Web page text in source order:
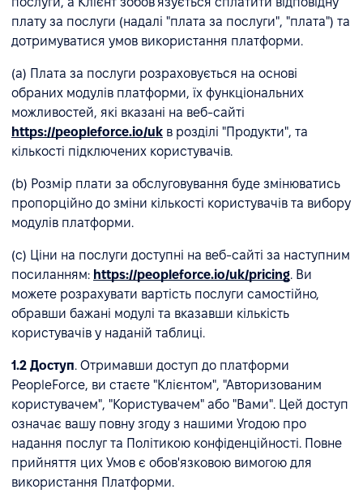
плату за послуги (надалі "плата за послуги", "плата") та
дотримуватися умов використання платформи.
(a) Плата за послуги розраховується на основі
обраних модулів платформи, їх функціональних
можливостей, які вказані на веб-сайті
https://peopleforce.io/uk в розділі "Продукти", та
кількості підключених користувачів.
(b) Розмір плати за обслуговування буде змінюватись
пропорційно до зміни кількості користувачів та вибору
модулів платформи.
(c) Ціни на послуги доступні на веб-сайті за наступним
посиланням: https://peopleforce.io/uk/pricing. Ви
можете розрахувати вартість послуги самостійно,
обравши бажані модулі та вказавши кількість
користувачів у наданій таблиці.
1.2 Доступ. Отримавши доступ до платформи
PeopleForce, ви стаєте "Клієнтом", "Авторизованим
користувачем", "Користувачем" або "Вами". Цей доступ
означає вашу повну згоду з нашими Угодою про
надання послуг та Політикою конфіденційності. Повне
прийняття цих Умов є обов'язковою вимогою для
використання Платформи.